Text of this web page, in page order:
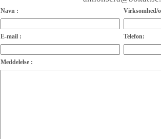
Navn : Virksomhed/
E-mail : Telefon:
Meddelelse :